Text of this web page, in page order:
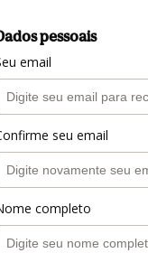
pessoais
email
seu email
completo